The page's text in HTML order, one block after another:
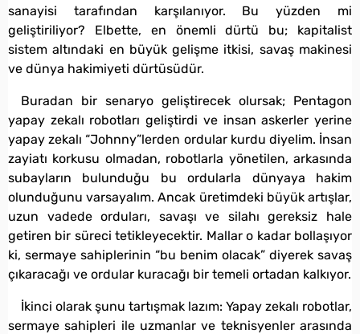
sanayisi tarafından karşılanıyor. Bu yüzden mi
geliştiriliyor? Elbette, en önemli dürtü bu; kapitalist
sistem altındaki en büyük gelişme itkisi, savaş makinesi
ve dünya hakimiyeti dürtüsüdür.
Buradan bir senaryo geliştirecek olursak; Pentagon
yapay zekalı robotları geliştirdi ve insan askerler yerine
yapay zekalı “Johnny”lerden ordular kurdu diyelim. İnsan
zayiatı korkusu olmadan, robotlarla yönetilen, arkasında
subayların bulunduğu bu ordularla dünyaya hakim
olunduğunu varsayalım. Ancak üretimdeki büyük artışlar,
uzun vadede orduları, savaşı ve silahı gereksiz hale
getiren bir süreci tetikleyecektir. Mallar o kadar bollaşıyor
ki, sermaye sahiplerinin “bu benim olacak” diyerek savaş
çıkaracağı ve ordular kuracağı bir temeli ortadan kalkıyor.
İkinci olarak şunu tartışmak lazım: Yapay zekalı robotlar,
sermaye sahipleri ile uzmanlar ve teknisyenler arasında